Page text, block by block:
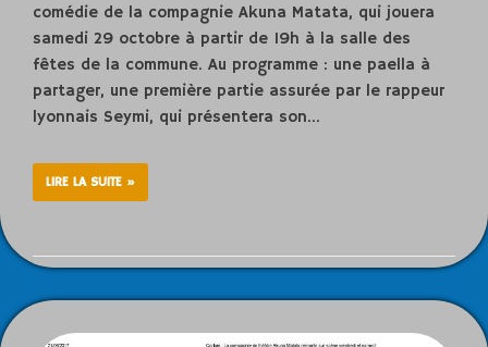
comédie de la compagnie Akuna Matata, qui jouera
samedi 29 octobre à partir de 19h à la salle des
fêtes de la commune. Au programme : une paella à
partager, une première partie assurée par le rappeur
lyonnais Seymi, qui présentera son…
LIRE LA SUITE »